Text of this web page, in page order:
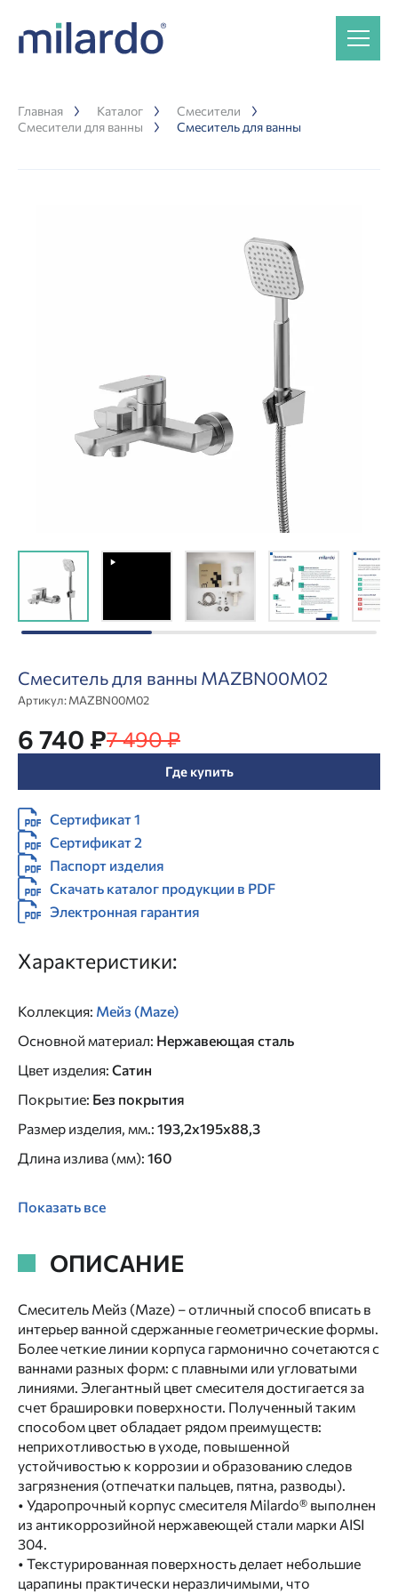
Главная Каталог
Смесители
Смесители для ванны
Смеситель для ванны
Смеситель для ванны MAZBN00M02
Артикул:MAZBN00M02
6 740 ₽7 490 ₽
Где купить
Сертификат 1
Сертификат 2
Паспорт изделия
Скачать каталог продукции в PDF
Электронная гарантия
Характеристики:
Коллекция: Мейз (Maze)
Основной материал: Нержавеющая сталь
Цвет изделия: Сатин
Покрытие: Без покрытия
Размер изделия, мм.: 193,2х195х88,3
Длина излива (мм): 160
Показать все
ОПИСАНИЕ
Смеситель Мейз (Maze) – отличный способ вписать в
интерьер ванной сдержанные геометрические формы.
Более четкие линии корпуса гармонично сочетаются с
ваннами разных форм: с плавными или угловатыми
линиями. Элегантный цвет смесителя достигается за
счет брашировки поверхности. Полученный таким
способом цвет обладает рядом преимуществ:
неприхотливостью в уходе, повышенной
устойчивостью к коррозии и образованию следов
загрязнения (отпечатки пальцев, пятна, разводы).
• Ударопрочный корпус смесителя Milardo® выполнен
из антикоррозийной нержавеющей стали марки AISI
304.
• Текстурированная поверхность делает небольшие
царапины практически неразличимыми, что